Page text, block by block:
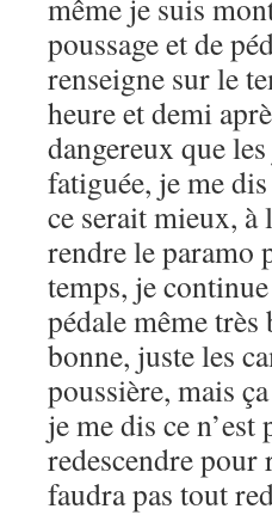
même je suis
poussage et de
renseigne sur le
heure et demi
dangereux que
fatiguée, je me
ce serait mieux,
rendre le paramo
temps, je
pédale même
bonne, juste les
poussière, mais
je me dis ce
redescendre
faudra pas tout